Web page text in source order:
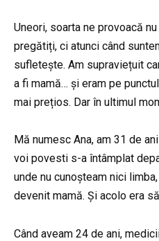
Uneori, soarta ne provoacă
pregătiți, ci atunci când
sufletește. Am supraviețuit
a fi mamă… și eram pe
mai prețios. Dar în ultimul
Mă numesc Ana, am 31 de
voi povesti s-a întâmplat
unde nu cunoșteam nici
devenit mamă. Și acolo era
Când aveam 24 de ani,